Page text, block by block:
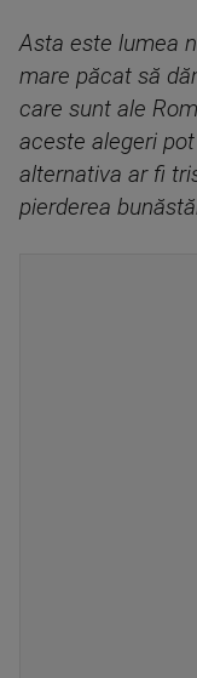
Asta este lumea
mare păcat să
care sunt ale
aceste alegeri
alternativa ar fi
pierderea